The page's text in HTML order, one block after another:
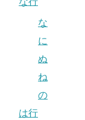
な
に
ぬ
ね
の
は行